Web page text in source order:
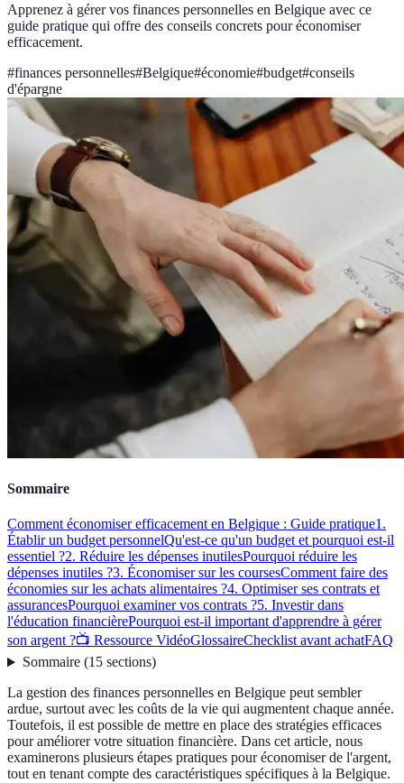
Apprenez à gérer vos finances personnelles en Belgique avec ce
guide pratique qui offre des conseils concrets pour économiser
efficacement.
#finances personnelles#Belgique#économie#budget#conseils
d'épargne
Sommaire
Comment économiser efficacement en Belgique : Guide pratique1.
Établir un budget personnelQu'est-ce qu'un budget et pourquoi est-il
essentiel ?2. Réduire les dépenses inutilesPourquoi réduire les
dépenses inutiles ?3. Économiser sur les coursesComment faire des
économies sur les achats alimentaires ?4. Optimiser ses contrats et
assurancesPourquoi examiner vos contrats ?5. Investir dans
l'éducation financièrePourquoi est-il important d'apprendre à gérer
son argent ?📺 Ressource VidéoGlossaireChecklist avant achatFAQ
Sommaire(15 sections)
La gestion des finances personnelles en Belgique peut sembler
ardue, surtout avec les coûts de la vie qui augmentent chaque année.
Toutefois, il est possible de mettre en place des stratégies efficaces
pour améliorer votre situation financière. Dans cet article, nous
examinerons plusieurs étapes pratiques pour économiser de l'argent,
tout en tenant compte des caractéristiques spécifiques à la Belgique.